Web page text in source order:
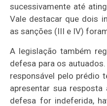
sucessivamente até
Vale destacar que dois
as sanções (III e IV)
A legislação também
defesa para os
responsável pelo prédio
apresentar sua
defesa for indeferida,